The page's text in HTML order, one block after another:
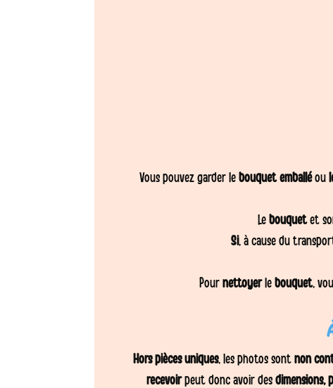
Vous pouvez garder le bouquet emballéou
Le bouquetet
Si, à cause du
Pour nettoyerle bouquet,
Hors pièces uniques, les photos sont non
recevoirpeut donc avoir des dimensions,